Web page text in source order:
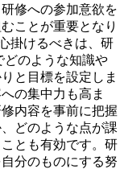
修への参加意欲を
ことが重要となり
掛けるべきは、研
どのような知識や
と目標を設定しま
の集中力も高ま
内容を事前に把握
どのような点が課
とも有効です。 研
分のものにする努